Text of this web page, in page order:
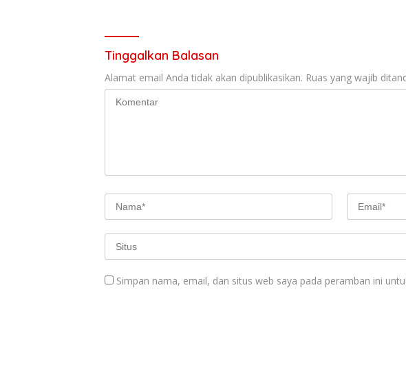
Tinggalkan Balasan
Alamat email Anda tidak akan dipublikasikan. Ruas yang wajib
Simpan nama, email, dan situs web saya pada peramban ini